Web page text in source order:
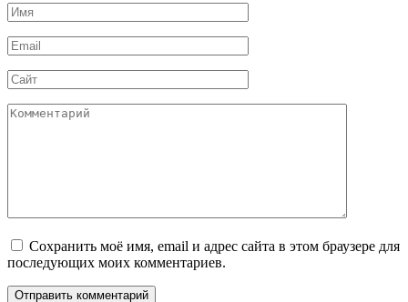
Имя
*
Email
*
Сайт
Комментарий
Сохранить моё имя, email и адрес сайта в этом браузере для
последующих моих комментариев.